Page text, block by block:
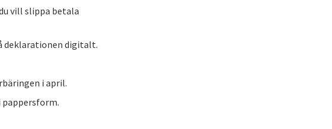
vill slippa betala
deklarationen digitalt.
i april.